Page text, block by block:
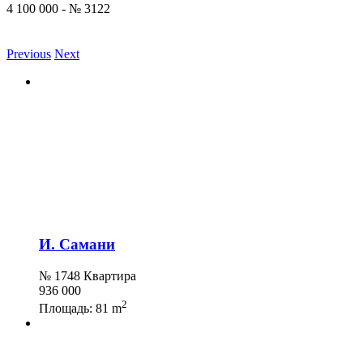
4 100 000 - № 3122
Previous Next
И. Самани
№ 1748 Квартира
936 000
Площадь: 81 m2